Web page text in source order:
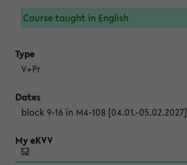
Course taught in English
V+Pr
block 9-16 in M4-108 [04.01.-05.02.2027]